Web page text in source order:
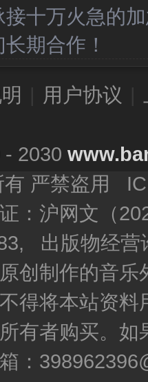
十万火急的
期合作！
用户协议
- 2030
有 严禁盗用
：沪网文（
出版物经营
创制作的音
得将本站资
有者购买。
：